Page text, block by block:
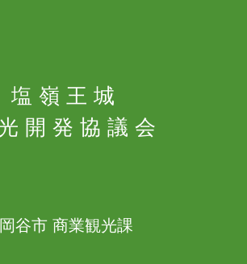
塩嶺王城
開発協議会
岡谷市 商業観光課